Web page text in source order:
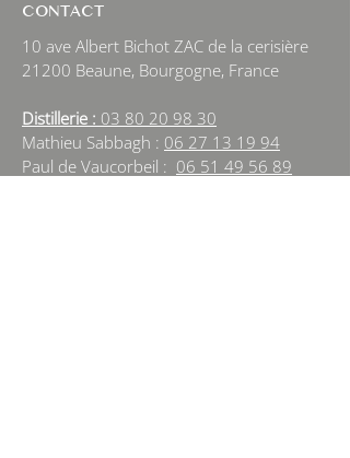
CONTACT
10 ave Albert Bichot ZAC de la cerisière
21200 Beaune, Bourgogne, France
Distillerie : 03 80 20 98 30
Mathieu Sabbagh : 06 27 13 19 94
Paul de Vaucorbeil : 06 51 49 56 89